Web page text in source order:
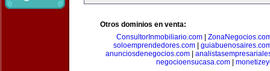
Otros dominios en venta:
ConsultorInmobiliario.com|
soloemprendedores.com|
anunciosdenegocios.com|
negocioensucasa.com|